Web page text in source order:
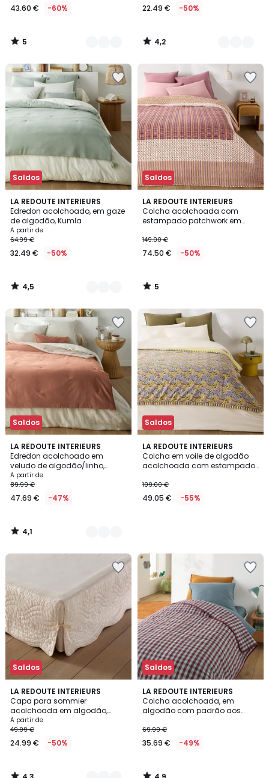
43.60 € -60%
5
/
22.49 € -50%
4,2
/
Saldos
LA REDOUTE INTERIEURS
Edredon acolchoado, em gaze
de algodão, Kumla
A partir de
64.99 €
32.49 € -50%
4,5
/ 5
9
Cores
4,5
/
Saldos
LA REDOUTE INTERIEURS
Colcha acolchoada com
estampado patchwork em
149.00 €
74.50 € -50%
5
/
5
5
/
Saldos
LA REDOUTE INTERIEURS
Edredon acolchoado em
veludo de algodão/linho,
Velvet
A partir de
89.99 €
47.69 € -47%
4,1
/ 5
6
Cores
4,1
/
Saldos
LA REDOUTE INTERIEURS
Colcha em voile de algodão
acolchoada com estampado
109.00 €
49.05 € -55%
Saldos
LA REDOUTE INTERIEURS
Capa para sommier
acolchoada em algodão,
Scenario
A partir de
49.99 €
24.99 € -50%
4,3
/ 5
3
Cores
Saldos
LA REDOUTE INTERIEURS
Colcha acolchoada, em
algodão com padrão aos
69.99 €
35.69 € -49%
4,9
/ 5